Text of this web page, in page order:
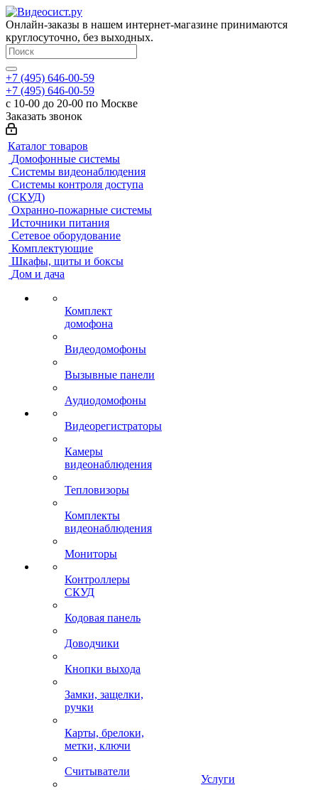
Онлайн-заказы в нашем интернет-магазине принимаются
круглосуточно, без выходных.
+7 (495) 646-00-59
+7 (495) 646-00-59
с 10-00 до 20-00 по Москве
Заказать звонок
Каталог товаров
Домофонные системы
Системы видеонаблюдения
Системы контроля доступа
(СКУД)
Охранно-пожарные системы
Источники питания
Сетевое оборудование
Комплектующие
Шкафы, щиты и боксы
Дом и дача
Комплект
домофона
Видеодомофоны
Вызывные панели
Аудиодомофоны
Видеорегистраторы
Камеры
видеонаблюдения
Тепловизоры
Комплекты
видеонаблюдения
Мониторы
Контроллеры
СКУД
Кодовая панель
Доводчики
Кнопки выхода
Замки, защелки,
ручки
Карты, брелоки,
метки, ключи
Считыватели
Услуги